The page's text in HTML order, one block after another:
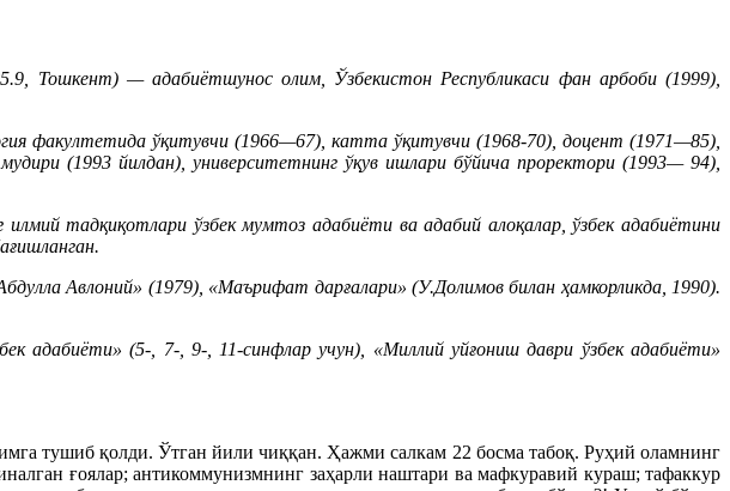
Тошкент) — адабиётшунос олим, Ўзбекистон Республикаси фан арбоби (1999),
факултетида ўқитувчи (1966—67), катта ўқитувчи (1968-70), доцент (1971—85),
(1993 йилдан), университетнинг ўқув ишлари бўйича проректори (1993— 94),
тадқиқотлари ўзбек мумтоз адабиёти ва адабий алоқалар, ўзбек адабиётини
Авлоний» (1979), «Маърифат дарғалари» (У.Долимов билан ҳамкорликда, 1990).
адабиёти» (5-, 7-, 9-, 11-синфлар учун), «Миллий уйғониш даври ўзбек адабиёти»
тушиб қолди. Ўтган йили чиққан. Ҳажми салкам 22 босма табоқ. Руҳий оламнинг
ғоялар; антикоммунизмнинг заҳарли наштари ва мафкуравий кураш; тафаккур